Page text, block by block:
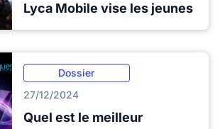
Lyca Mobile vise les jeunes
Dossier
27/12/2024
Quel est le meilleur